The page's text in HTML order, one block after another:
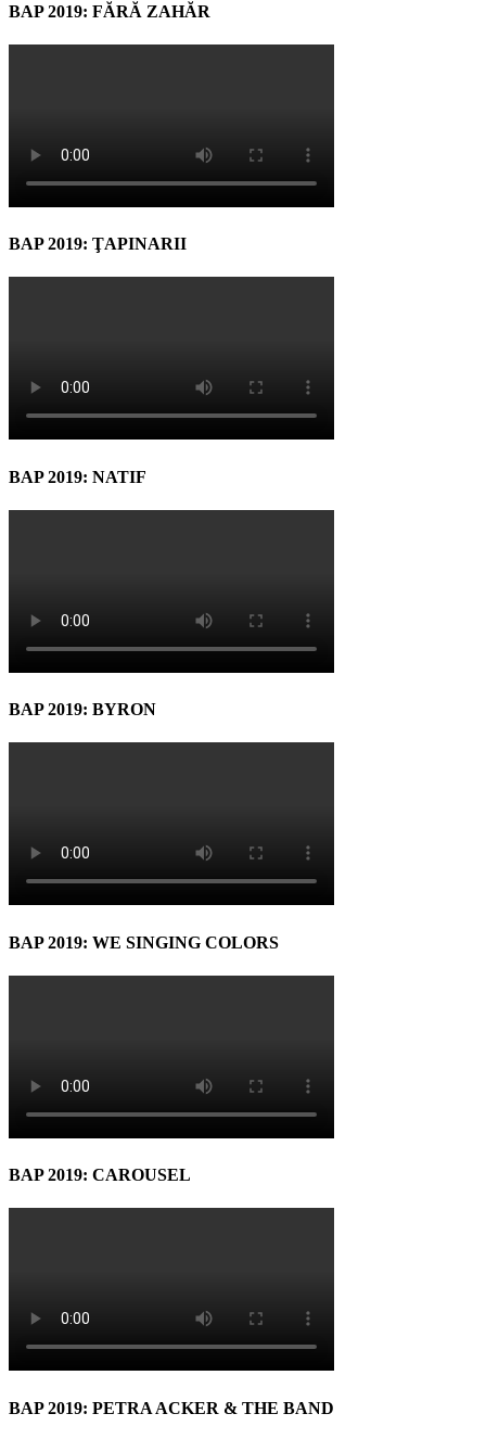
BAP 2019: FĂRĂ ZAHĂR
BAP 2019: ŢAPINARII
BAP 2019: NATIF
BAP 2019: BYRON
BAP 2019: WE SINGING COLORS
BAP 2019: CAROUSEL
BAP 2019: PETRA ACKER & THE BAND